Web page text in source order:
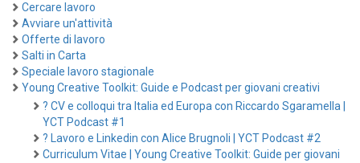
Cercare lavoro
Avviare un'attività
Offerte di lavoro
Salti in Carta
Speciale lavoro stagionale
Young Creative Toolkit: Guide e Podcast per giovani creativi
? CV e colloqui tra Italia ed Europa con Riccardo Sgaramella |
YCT Podcast #1
? Lavoro e Linkedin con Alice Brugnoli | YCT Podcast #2
Curriculum Vitae | Young Creative Toolkit: Guide per giovani